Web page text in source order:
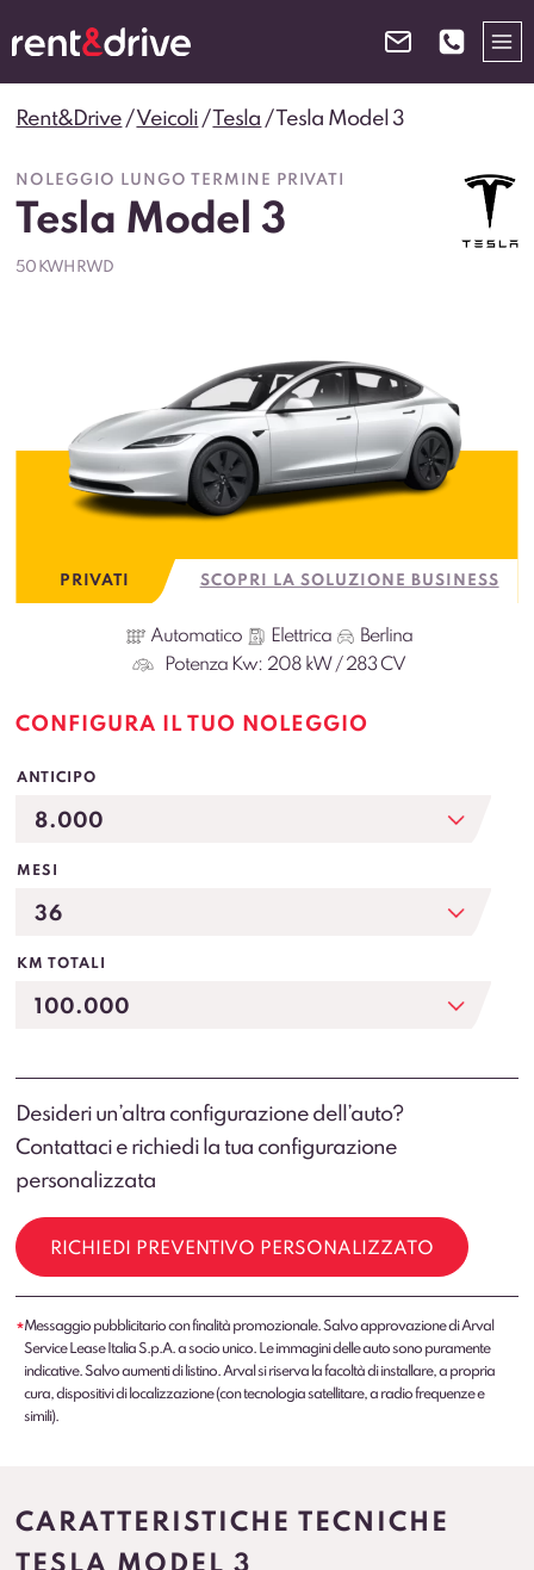
al
contenuto
Rent&Drive /Veicoli /Tesla /Tesla Model 3
NOLEGGIO LUNGO TERMINE PRIVATI
Tesla Model 3
50 KWH RWD
PRIVATI SCOPRI LA SOLUZIONE BUSINESS
Automatico Elettrica
Berlina
Potenza Kw: 208 kW / 283 CV
CONFIGURA IL TUO NOLEGGIO
ANTICIPO
MESI
KM TOTALI
Desideri un’altra configurazione dell’auto?
Contattaci e richiedi la tua configurazione
personalizzata
RICHIEDI PREVENTIVO PERSONALIZZATO
*Messaggio pubblicitario con finalità promozionale. Salvo approvazione di Arval
Service Lease Italia S.p.A. a socio unico. Le immagini delle auto sono puramente
indicative. Salvo aumenti di listino. Arval si riserva la facoltà di installare, a propria
cura, dispositivi di localizzazione (con tecnologia satellitare, a radio frequenze e
simili).
CARATTERISTICHE TECNICHE